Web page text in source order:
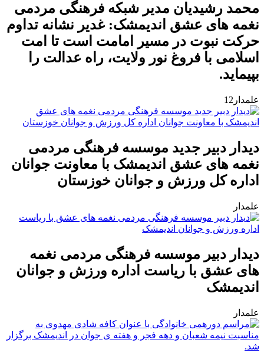
محمد رشیدیان مدیر شبکه فرهنگی مردمی
نغمه های عشق اندیمشک: غدیر نشانه تداوم
حرکت نبوت در مسیر امامت است تا امت
اسلامی با فروغ نور ولایت، راه عدالت را
بپیماید.
علمدار12
دیدار دبیر جدید موسسه فرهنگی مردمی
نغمه های عشق اندیمشک با معاونت جوانان
اداره کل ورزش و جوانان خوزستان
علمدار
دیدار دبیر موسسه فرهنگی مردمی نغمه
های عشق با ریاست اداره ورزش و جوانان
اندیمشک
علمدار